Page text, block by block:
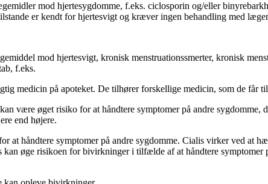
mod hjertesygdomme, f.eks. ciclosporin og/eller
er kendt for hjertesvigt og kræver ingen behandling med
mod hjertesvigt, kronisk menstruationssmerter, kronisk
f.eks.
medicin på apoteket. De tilhører forskellige medicin, som de får
være øget risiko for at håndtere symptomer på andre
end højere.
at håndtere symptomer på andre sygdomme. Cialis virker ved at
øge risikoen for bivirkninger i tilfælde af at håndtere